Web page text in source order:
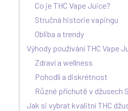
Co je THC Vape Juice?
Stručná historie vapingu
Obliba a trendy
Výhody používání THC Vape
Zdraví a wellness
Pohodlí a diskrétnost
Různé příchutě v džusech
Jak si vybrat kvalitní THC